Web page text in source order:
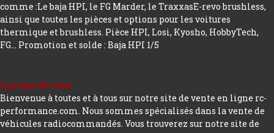
comme :Le baja HPI, le FG Marder, le TraxxasE-revo brushless,
ainsi que toutes les pièces et options pour les voitures
thermique et brushless. Pièce HPI, Losi, Kyosho, HobbyTech,
FG... Promotion et solde : Baja HPI 1/5
A propos de nous
Bienvenue à toutes et à tous sur notre site de vente en ligne rc-
performance.com. Nous sommes spécialisés dans la vente de
véhicules radiocommandés. Vous trouverez sur notre site de